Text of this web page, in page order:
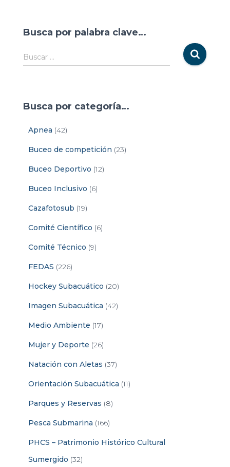
Busca por palabra clave…
Buscar …
Busca por categoría…
Apnea (42)
Buceo de competición (23)
Buceo Deportivo (12)
Buceo Inclusivo (6)
Cazafotosub (19)
Comité Científico (6)
Comité Técnico (9)
FEDAS (226)
Hockey Subacuático (20)
Imagen Subacuática (42)
Medio Ambiente (17)
Mujer y Deporte (26)
Natación con Aletas (37)
Orientación Subacuática (11)
Parques y Reservas (8)
Pesca Submarina (166)
PHCS – Patrimonio Histórico Cultural
Sumergido (32)